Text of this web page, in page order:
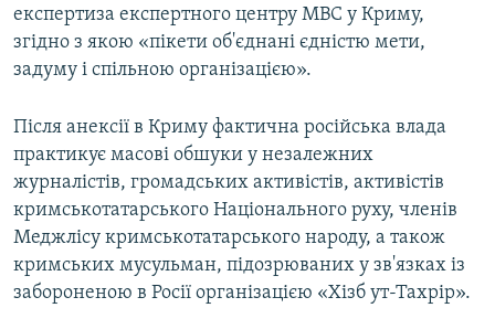
експертиза експертного центру МВС у Криму,
згідно з якою «пікети об'єднані єдністю мети,
задуму і спільною організацією».
Після анексії в Криму фактична російська влада
практикує масові обшуки у незалежних
журналістів, громадських активістів, активістів
кримськотатарського Національного руху, членів
Меджлісу кримськотатарського народу, а також
кримських мусульман, підозрюваних у зв'язках із
забороненою в Росії організацією «Хізб ут-Тахрір».